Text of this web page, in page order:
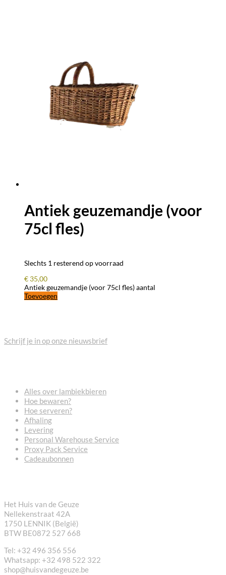
Antiek geuzemandje (voor
75cl fles)
Slechts 1 resterend op voorraad
€ 35,00
Antiek geuzemandje (voor 75cl fles) aantal
Toevoegen
Schrijf je in op onze nieuwsbrief
Alles over lambiekbieren
Hoe bewaren?
Hoe serveren?
Afhaling
Levering
Personal Warehouse Service
Proxy Pack Service
Cadeaubonnen
Het Huis van de Geuze
Nellekenstraat 42A
1750 LENNIK (België)
BTW BE0872 527 668
Tel: +32 496 356 556
Whatsapp: +32 498 522 322
shop@huisvandegeuze.be